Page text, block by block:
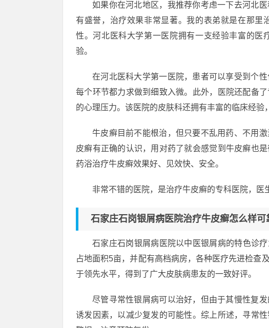
如果你在河北地区，我推荐你考虑一下去河北
有盛誉，治疗效果非常显著。我的表弟就是在那
性。河北医科大学第一医院拥有一支经验丰富的
验。
在河北医科大学第一医院，患者可以享受到个
每个环节都力求做到细致入微。此外，医院还配备
的心理压力。该医院的皮肤科还拥有丰富的临床经验
牛皮癣目前不能根治，但只要不乱用药、不用
皮癣有正确的认识，用对药了就会感觉到牛皮癣也
药浴治疗牛皮癣效果好、见效快、安全。
非常不错的医院，是治疗牛皮癣的专科医院，医
石家庄石岗银屑病医院治疗牛皮癣怎么样可
石家庄石岗银屑病医院以中医银屑病的特色诊
占地面积5亩，并配有高档病房，各种医疗先进检查
于领先水平，得到了广大皮肤病患友的一致好评。
尽管寻常性银屑病可以治好，但由于其慢性复
诱发因素，以减少复发的可能性。综上所述，寻常